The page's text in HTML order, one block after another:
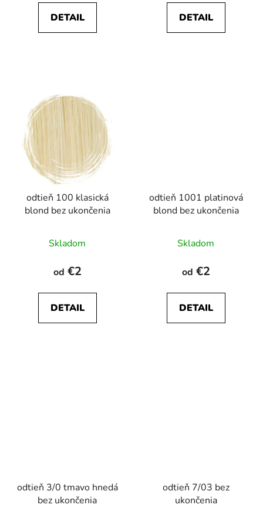
DETAIL DETAIL
odtieň 100 klasická
blond bez ukončenia
Skladom
od €2
DETAIL
odtieň 1001 platinová
blond bez ukončenia
Skladom
od €2
DETAIL
odtieň 3/0 tmavo hnedá
bez ukončenia
odtieň 7/03 bez
ukončenia